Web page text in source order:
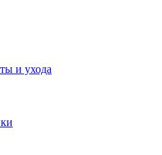
и ухода